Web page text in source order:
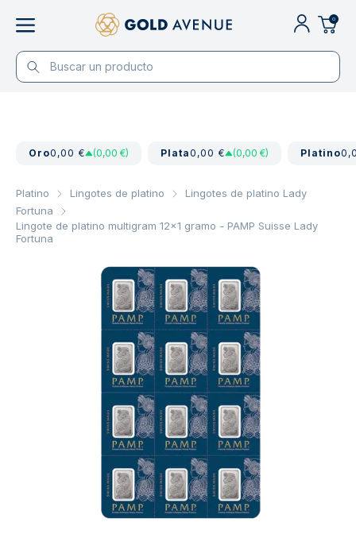
0
Oro0,00 € (0,00 €) Plata0,00 € (0,00 €) Platino
Platino Lingotes de platino
Lingotes de platino Lady
Fortuna
Lingote de platino multigram 12x1 gramo - PAMP Suisse Lady
Fortuna